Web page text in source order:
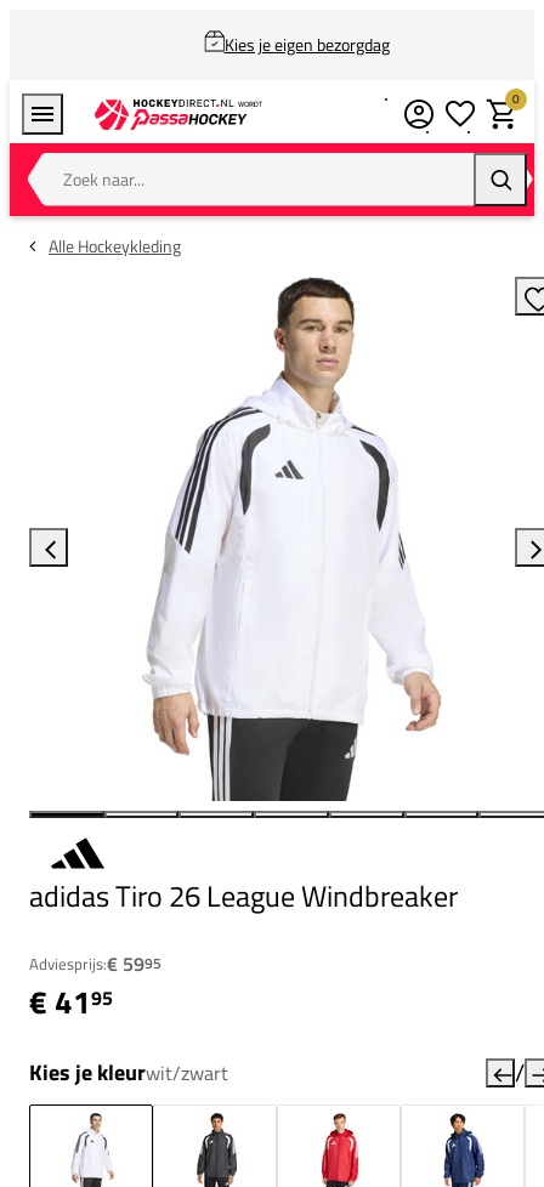
Kies je eigen bezorgdag
Zoek naar...
0
Alle Hockeykleding
adidas Tiro 26 League Windbreaker
Adviesprijs:€ 5995
€ 4195
Kies je kleurwit/zwart /